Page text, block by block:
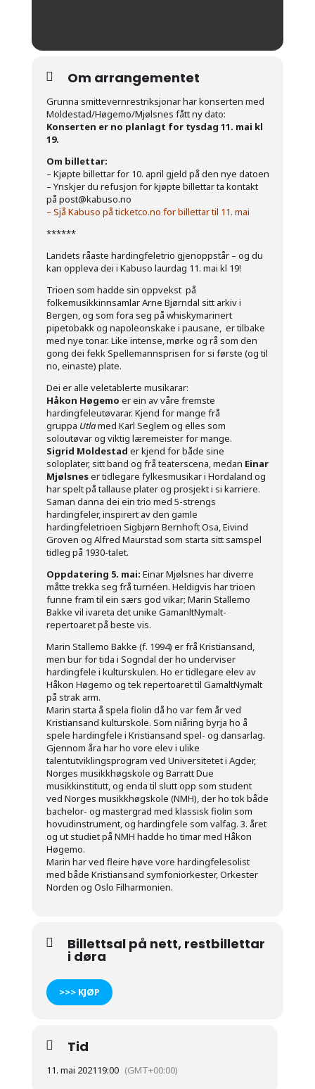
Om arrangementet
Grunna smittevernrestriksjonar har konserten med
Moldestad/Høgemo/Mjølsnes fått ny dato:
Konserten er no planlagt for tysdag 11. mai kl
19.
Om billettar:
– Kjøpte billettar for 10. april gjeld på den nye datoen
– Ynskjer du refusjon for kjøpte billettar ta kontakt
på post@kabuso.no
– Sjå Kabuso på ticketco.no for billettar til 11. mai
******
Landets råaste hardingfeletrio gjenoppstår – og du
kan oppleva dei i Kabuso laurdag 11. mai kl 19!
Trioen som hadde sin oppvekst på
folkemusikkinnsamlar Arne Bjørndal sitt arkiv i
Bergen, og som fora seg på whiskymarinert
pipetobakk og napoleonskake i pausane, er tilbake
med nye tonar. Like intense, mørke og rå som den
gong dei fekk Spellemannsprisen for si første (og til
no, einaste) plate.
Dei er alle veletablerte musikarar:
Håkon Høgemo er ein av våre fremste
hardingfeleutøvarar. Kjend for mange frå
gruppa Utlamed Karl Seglem og elles som
soloutøvar og viktig læremeister for mange.
Sigrid Moldestad er kjend for både sine
soloplater, sitt band og frå teaterscena, medan Einar
Mjølsneser tidlegare fylkesmusikar i Hordaland og
har spelt på tallause plater og prosjekt i si karriere.
Saman danna dei ein trio med 5-strengs
hardingfeler, inspirert av den gamle
hardingfeletrioen Sigbjørn Bernhoft Osa, Eivind
Groven og Alfred Maurstad som starta sitt samspel
tidleg på 1930-talet.
Oppdatering 5. mai: Einar Mjølsnes har diverre
måtte trekka seg frå turnéen. Heldigvis har trioen
funne fram til ein særs god vikar; Marin Stallemo
Bakke vil ivareta det unike GamanltNymalt-
repertoaret på beste vis.
Marin Stallemo Bakke (f. 1994) er frå Kristiansand,
men bur for tida i Sogndal der ho underviser
hardingfele i kulturskulen. Ho er tidlegare elev av
Håkon Høgemo og tek repertoaret til GamaltNymalt
på strak arm.
Marin starta å spela fiolin då ho var fem år ved
Kristiansand kulturskole. Som niåring byrja ho å
spele hardingfele i Kristiansand spel- og dansarlag.
Gjennom åra har ho vore elev i ulike
talentutviklingsprogram ved Universitetet i Agder,
Norges musikkhøgskole og Barratt Due
musikkinstitutt, og enda til slutt opp som student
ved Norges musikkhøgskole (NMH), der ho tok både
bachelor- og mastergrad med klassisk fiolin som
hovudinstrument, og hardingfele som valfag. 3. året
og ut studiet på NMH hadde ho timar med Håkon
Høgemo.
Marin har ved fleire høve vore hardingfelesolist
med både Kristiansand symfoniorkester, Orkester
Norden og Oslo Filharmonien.
Billettsal på nett, restbillettar
i døra
>>> KJØP
Tid
11. mai 202119:00 (GMT+00:00)